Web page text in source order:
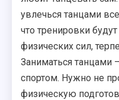
увлечься танцами
что тренировки
физических сил,
Заниматься танцами
спортом. Нужно не
физическую